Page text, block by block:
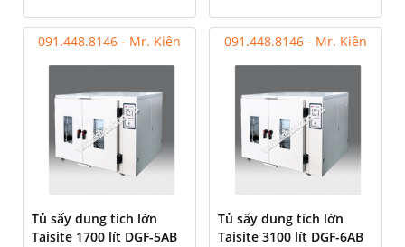
091.448.8146 - Mr. Kiên
Tủ sấy dung tích lớn
Taisite 1700 lít DGF-5AB
091.448.8146 - Mr. Kiên
Tủ sấy dung tích lớn
Taisite 3100 lít DGF-6AB